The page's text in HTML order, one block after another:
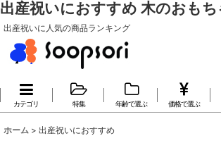
出産祝いにおすすめ 木のおもち
出産祝いに人気の商品ランキング
カテゴリ 特集 年齢で選ぶ 価格で選ぶ
ホーム > 出産祝いにおすすめ